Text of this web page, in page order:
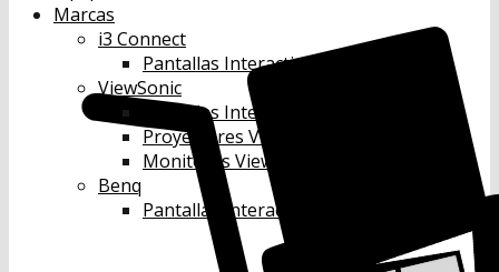
Marcas
i3 Connect
Pantallas Interactivas i3 Connect
ViewSonic
Pantallas Interactivas Viewsonic
Proyectores Viewsonic
Monitores Viewsonic
Benq
Pantallas Interactivas Benq